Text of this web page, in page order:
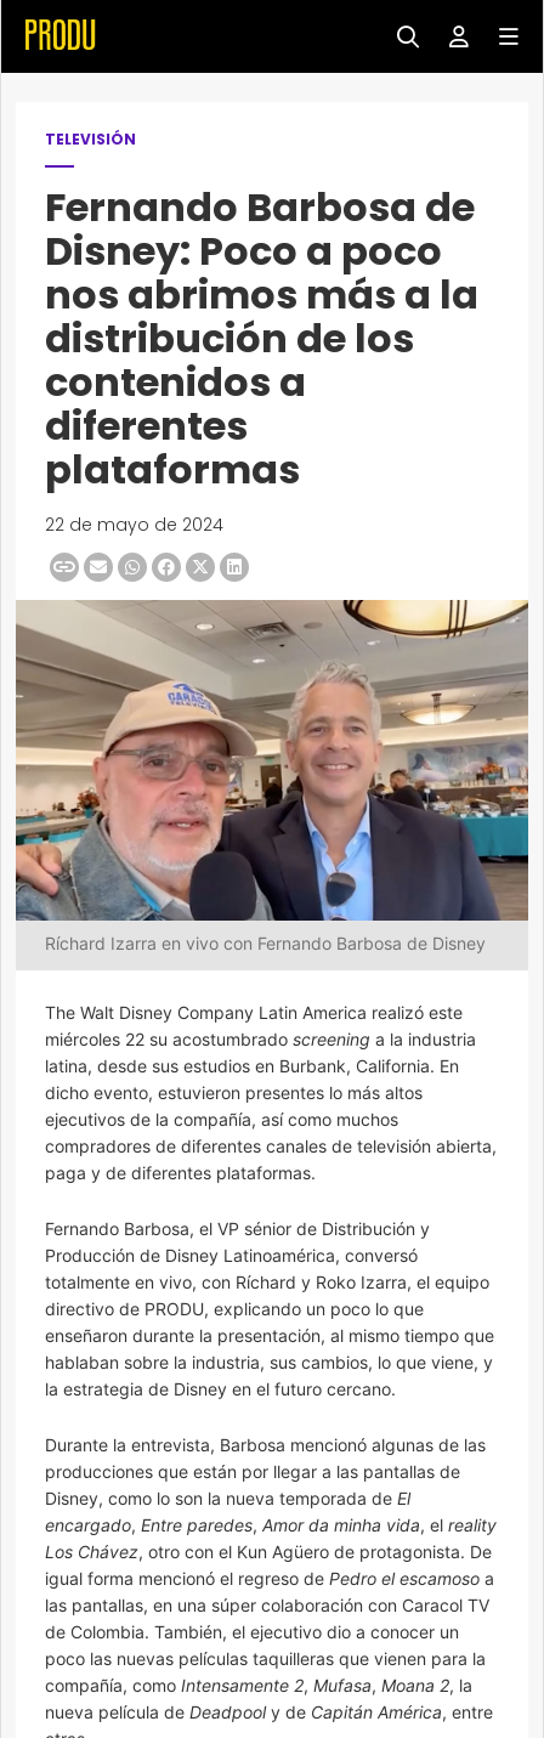
TELEVISIÓN
Fernando Barbosa de
Disney: Poco a poco
nos abrimos más a la
distribución de los
contenidos a
diferentes
plataformas
22 de mayo de 2024
Ríchard Izarra en vivo con Fernando Barbosa de Disney
The Walt Disney Company Latin America realizó este
miércoles 22 su acostumbrado screening a la industria
latina, desde sus estudios en Burbank, California. En
dicho evento, estuvieron presentes lo más altos
ejecutivos de la compañía, así como muchos
compradores de diferentes canales de televisión abierta,
paga y de diferentes plataformas.
Fernando Barbosa, el VP sénior de Distribución y
Producción de Disney Latinoamérica, conversó
totalmente en vivo, con Ríchard y Roko Izarra, el equipo
directivo de PRODU, explicando un poco lo que
enseñaron durante la presentación, al mismo tiempo que
hablaban sobre la industria, sus cambios, lo que viene, y
la estrategia de Disney en el futuro cercano.
Durante la entrevista, Barbosa mencionó algunas de las
producciones que están por llegar a las pantallas de
Disney, como lo son la nueva temporada de El
encargado, Entre paredes, Amor da minha vida, el reality
Los Chávez, otro con el Kun Agüero de protagonista. De
igual forma mencionó el regreso de Pedro el escamoso a
las pantallas, en una súper colaboración con Caracol TV
de Colombia. También, el ejecutivo dio a conocer un
poco las nuevas películas taquilleras que vienen para la
compañía, como Intensamente 2, Mufasa, Moana 2, la
nueva película de Deadpooly de Capitán América, entre